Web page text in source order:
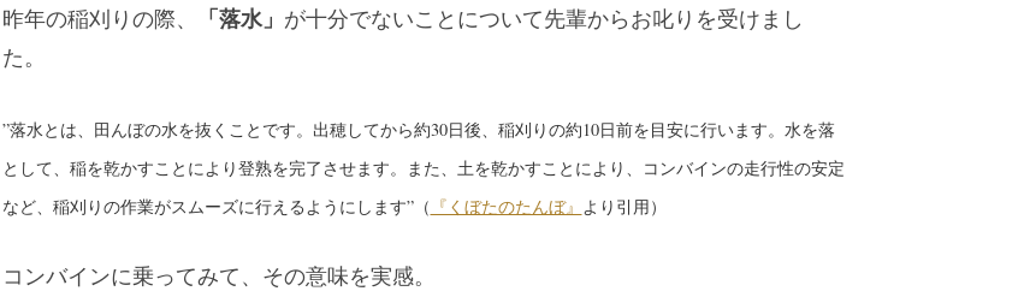
昨年の稲刈りの際、 「落水」 が十分でないことについて先輩からお叱りを受けまし
た。
”落水とは、田んぼの水を抜くことです。出穂してから約30日後、稲刈りの約10日前を目安に行います。水を落
として、稲を乾かすことにより登熟を完了させます。また、土を乾かすことにより、コンバインの走行性の安定
など、稲刈りの作業がスムーズに行えるようにします”（ 『くぼたのたんぼ』 より引用）
コンバインに乗ってみて、その意味を実感。